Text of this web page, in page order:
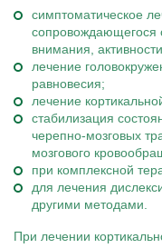
симптоматическое
сопровождающегося
внимания,
лечение
равновесия;
лечение
стабилизация
черепно-мозговых
мозгового
при комплексной
для лечения
другими методами.
При лечении